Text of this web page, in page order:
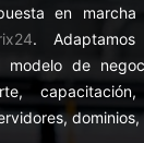
en
.
modelo de